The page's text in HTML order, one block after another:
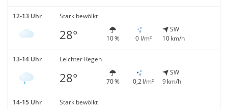
12-13 Uhr Stark bewölkt
28° 10 % 0 l/m²
SW
10 km/h
13-14 Uhr Leichter Regen
28° 70 % 0,2 l/m²
SW
9 km/h
14-15 Uhr Stark bewölkt